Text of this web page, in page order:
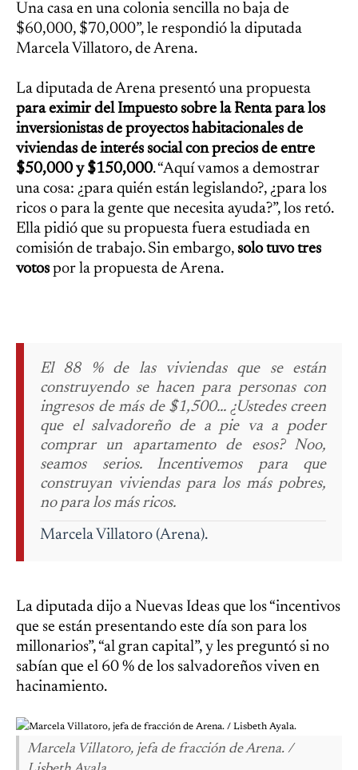
Una casa en una colonia sencilla no baja de
$60,000, $70,000”, le respondió la diputada
Marcela Villatoro, de Arena.
La diputada de Arena presentó una propuesta
para eximir del Impuesto sobre la Renta para los
inversionistas de proyectos habitacionales de
viviendas de interés social con precios de entre
$50,000 y $150,000. “Aquí vamos a demostrar
una cosa: ¿para quién están legislando?, ¿para los
ricos o para la gente que necesita ayuda?”, los retó.
Ella pidió que su propuesta fuera estudiada en
comisión de trabajo. Sin embargo, solo tuvo tres
votos por la propuesta de Arena.
El 88 % de las viviendas que se están
construyendo se hacen para personas con
ingresos de más de $1,500... ¿Ustedes creen
que el salvadoreño de a pie va a poder
comprar un apartamento de esos? Noo,
seamos serios. Incentivemos para que
construyan viviendas para los más pobres,
no para los más ricos.
Marcela Villatoro (Arena).
La diputada dijo a Nuevas Ideas que los “incentivos
que se están presentando este día son para los
millonarios”, “al gran capital”, y les preguntó si no
sabían que el 60 % de los salvadoreños viven en
hacinamiento.
Marcela Villatoro, jefa de fracción de Arena. /